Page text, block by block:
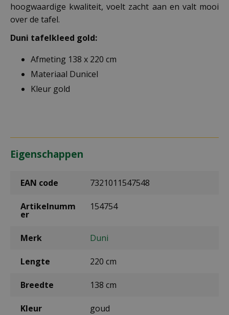
hoogwaardige kwaliteit, voelt zacht aan en valt mooi
over de tafel.
Duni tafelkleed gold:
Afmeting 138 x 220 cm
Materiaal Dunicel
Kleur gold
Eigenschappen
EAN code 7321011547548
Artikelnumm
er
154754
Merk Duni
Lengte 220 cm
Breedte 138 cm
Kleur goud